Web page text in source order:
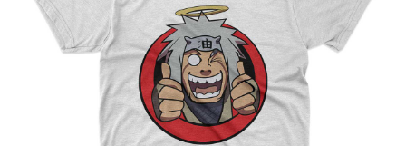
desde